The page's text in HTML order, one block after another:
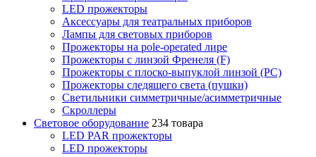
LED прожекторы
Аксессуары для театральных приборов
Лампы для световых приборов
Прожекторы на pole-operated лире
Прожекторы с линзой Френеля (F)
Прожекторы с плоско-выпуклой линзой (PC)
Прожекторы следящего света (пушки)
Светильники симметричные/асимметричные
Скроллеры
Световое оборудование 234 товара
LED PAR прожекторы
LED прожекторы